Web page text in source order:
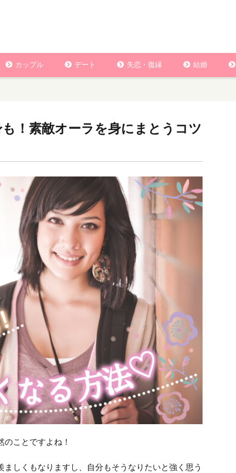
カップル デート 失恋・復縁 結婚
！素敵オーラを身にまとうコツ
のことですよね！
しくもなりますし、自分もそうなりたいと強く思う